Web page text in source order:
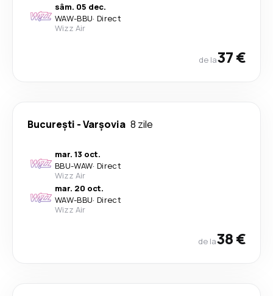
sâm. 05 dec.
WAW-BBU· Direct
Wizz Air
de la37 €
București -Varşovia 8 zile
mar. 13 oct.
BBU-WAW· Direct
Wizz Air
mar. 20 oct.
WAW-BBU· Direct
Wizz Air
de la38 €